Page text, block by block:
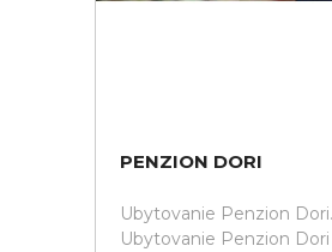
PENZION DORI
Ubytovanie Penzion Dori.
Ubytovanie Penzion Dori